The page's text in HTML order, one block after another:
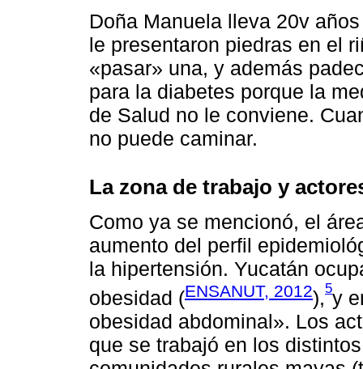
Doña Manuela lleva 20v
le presentaron piedras en el
«pasar» una, y además
para la diabetes porque la
de Salud no le conviene.
no puede caminar.
La zona de trabajo y
Como ya se mencionó, el
aumento del perfil
la hipertensión. Yucatán
obesidad (ENSANUT, 2012),5y
obesidad abdominal». Los
que se trabajó en los